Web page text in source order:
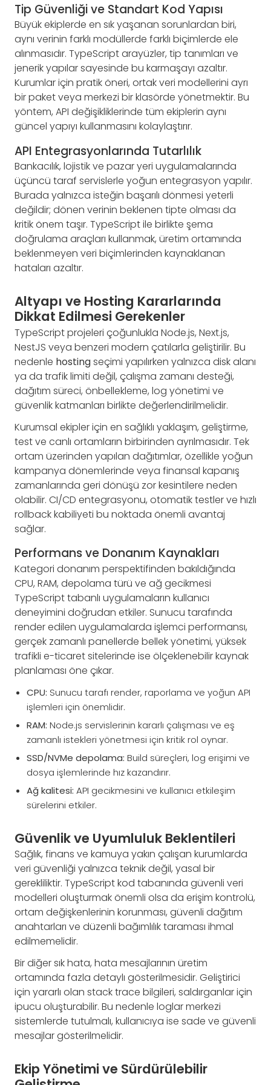
Tip Güvenliği ve Standart Kod Yapısı
Büyük ekiplerde en sık yaşanan sorunlardan biri,
aynı verinin farklı modüllerde farklı biçimlerde ele
alınmasıdır. TypeScript arayüzler, tip tanımları ve
jenerik yapılar sayesinde bu karmaşayı azaltır.
Kurumlar için pratik öneri, ortak veri modellerini ayrı
bir paket veya merkezi bir klasörde yönetmektir. Bu
yöntem, API değişikliklerinde tüm ekiplerin aynı
güncel yapıyı kullanmasını kolaylaştırır.
API Entegrasyonlarında Tutarlılık
Bankacılık, lojistik ve pazar yeri uygulamalarında
üçüncü taraf servislerle yoğun entegrasyon yapılır.
Burada yalnızca isteğin başarılı dönmesi yeterli
değildir; dönen verinin beklenen tipte olması da
kritik önem taşır. TypeScript ile birlikte şema
doğrulama araçları kullanmak, üretim ortamında
beklenmeyen veri biçimlerinden kaynaklanan
hataları azaltır.
Altyapı ve Hosting Kararlarında
Dikkat Edilmesi Gerekenler
TypeScript projeleri çoğunlukla Node.js, Next.js,
NestJS veya benzeri modern çatılarla geliştirilir. Bu
nedenle hostingseçimi yapılırken yalnızca disk alanı
ya da trafik limiti değil, çalışma zamanı desteği,
dağıtım süreci, önbellekleme, log yönetimi ve
güvenlik katmanları birlikte değerlendirilmelidir.
Kurumsal ekipler için en sağlıklı yaklaşım, geliştirme,
test ve canlı ortamların birbirinden ayrılmasıdır. Tek
ortam üzerinden yapılan dağıtımlar, özellikle yoğun
kampanya dönemlerinde veya finansal kapanış
zamanlarında geri dönüşü zor kesintilere neden
olabilir. CI/CD entegrasyonu, otomatik testler ve hızlı
rollback kabiliyeti bu noktada önemli avantaj
sağlar.
Performans ve Donanım Kaynakları
Kategori donanım perspektifinden bakıldığında
CPU, RAM, depolama türü ve ağ gecikmesi
TypeScript tabanlı uygulamaların kullanıcı
deneyimini doğrudan etkiler. Sunucu tarafında
render edilen uygulamalarda işlemci performansı,
gerçek zamanlı panellerde bellek yönetimi, yüksek
trafikli e-ticaret sitelerinde ise ölçeklenebilir kaynak
planlaması öne çıkar.
CPU: Sunucu tarafı render, raporlama ve yoğun API
işlemleri için önemlidir.
RAM: Node.js servislerinin kararlı çalışması ve eş
zamanlı istekleri yönetmesi için kritik rol oynar.
SSD/NVMe depolama: Build süreçleri, log erişimi ve
dosya işlemlerinde hız kazandırır.
Ağ kalitesi: API gecikmesini ve kullanıcı etkileşim
sürelerini etkiler.
Güvenlik ve Uyumluluk Beklentileri
Sağlık, finans ve kamuya yakın çalışan kurumlarda
veri güvenliği yalnızca teknik değil, yasal bir
gerekliliktir. TypeScript kod tabanında güvenli veri
modelleri oluşturmak önemli olsa da erişim kontrolü,
ortam değişkenlerinin korunması, güvenli dağıtım
anahtarları ve düzenli bağımlılık taraması ihmal
edilmemelidir.
Bir diğer sık hata, hata mesajlarının üretim
ortamında fazla detaylı gösterilmesidir. Geliştirici
için yararlı olan stack trace bilgileri, saldırganlar için
ipucu oluşturabilir. Bu nedenle loglar merkezi
sistemlerde tutulmalı, kullanıcıya ise sade ve güvenli
mesajlar gösterilmelidir.
Ekip Yönetimi ve Sürdürülebilir